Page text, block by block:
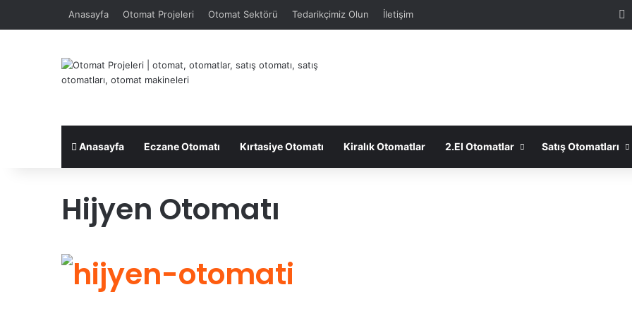
Anasayfa Otomat Projeleri Otomat Sektörü Tedarikçimiz Olun İletişim
Anasayfa Eczane Otomatı Kırtasiye Otomatı Kiralık Otomatlar 2.El Otomatlar Satış Otomatları
Hijyen Otomatı